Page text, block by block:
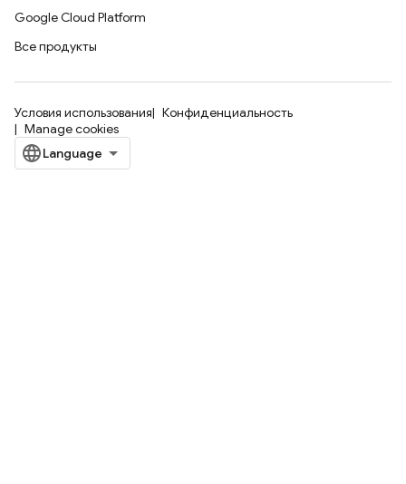
Google Cloud Platform
Все продукты
Условия использования
Конфиденциальность
Manage cookies